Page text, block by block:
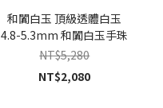
和闐白玉 頂級透體白玉
4.8-5.3mm 和闐白玉手珠
NT$5,280
NT$2,080